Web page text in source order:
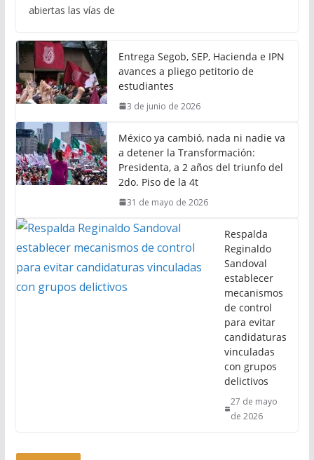
abiertas las vías de
Entrega Segob, SEP, Hacienda e IPN
avances a pliego petitorio de
estudiantes
3 de junio de 2026
México ya cambió, nada ni nadie va
a detener la Transformación:
Presidenta, a 2 años del triunfo del
2do. Piso de la 4t
31 de mayo de 2026
Respalda
Reginaldo
Sandoval
establecer
mecanismos
de control
para evitar
candidaturas
vinculadas
con grupos
delictivos
27 de mayo
de 2026